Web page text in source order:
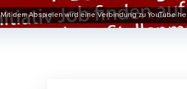
Mit dem Abspielen wird eine Verbindung zu YouTube